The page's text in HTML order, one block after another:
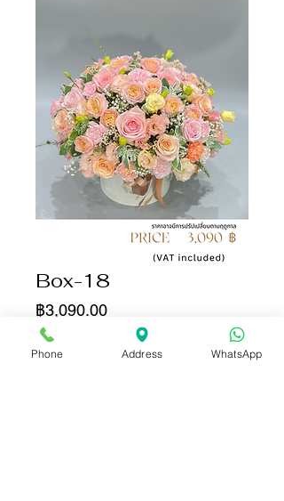
Box-18
฿3,090.00ราคา
จำนวน
Phone Address WhatsApp